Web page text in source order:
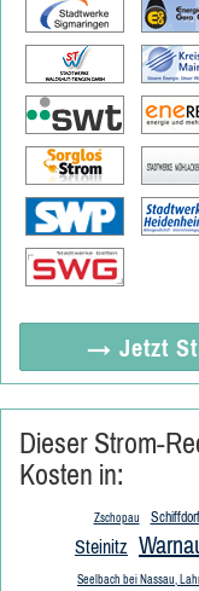
→ Jetzt
Dieser Strom-
Kosten in:
Zschopau Schiffdorf
Steinitz
Seelbach bei Nassau,